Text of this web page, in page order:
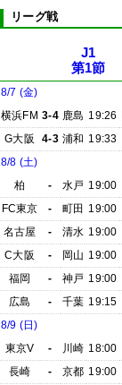
リーグ戦
J1
第1節
8/7 (金)
横浜FM 3-4 鹿島 19:26
G大阪
4-3 浦和 19:33
8/8 (土)
柏
- 水戸 19:00
FC東京
- 町田 19:00
名古屋
- 清水 19:00
C大阪
- 岡山 19:00
福岡
- 神戸 19:00
広島
- 千葉 19:15
8/9 (日)
東京V
- 川崎 18:00
長崎
- 京都 19:00